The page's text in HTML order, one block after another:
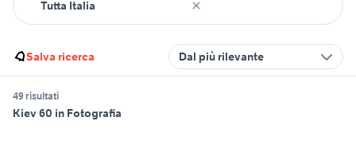
Salva ricerca Dal più rilevante
49 risultati
Kiev 60 in Fotografia